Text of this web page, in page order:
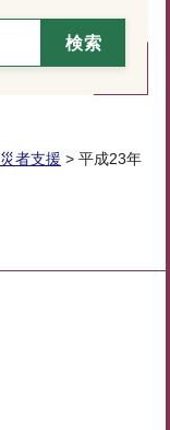
者支援 > 平成23年